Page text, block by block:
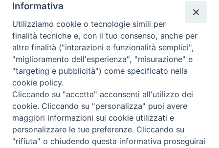
Uffici di Curia:curia_iglesias@libero.it
Cancelleria (richiesta documenti):
canc.curia.iglesias@tiscali.it
Comunicazione & media (ufficio stampa):
ucs.iglesias@gmail.com
Informativa
Utilizziamo cookie o tecnologie simili per
finalità tecniche e, con il tuo consenso, anche per
altre finalità ("interazioni e funzionalità semplici",
"miglioramento dell'esperienza", "misurazione" e
"targeting e pubblicità") come specificato nella
cookie policy.
Cliccando su "accetta" acconsenti all'utilizzo dei
cookie. Cliccando su "personalizza" puoi avere
maggiori informazioni sui cookie utilizzati e
personalizzare le tue preferenze. Cliccando su
"rifiuta" o chiudendo questa informativa proseguirai